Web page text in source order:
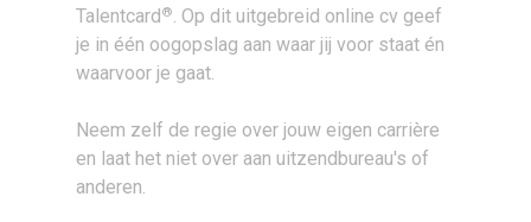
Talentcard®. Op dit uitgebreid online cv geef
je in één oogopslag aan waar jij voor staat én
waarvoor je gaat.
Neem zelf de regie over jouw eigen carrière
en laat het niet over aan uitzendbureau's of
anderen.